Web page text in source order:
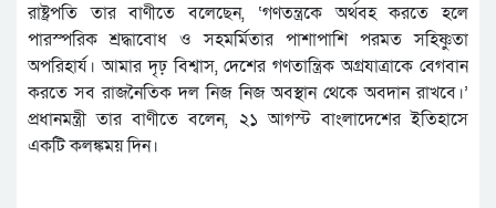
রাষ্ট্রপতি তার বাণীতে বলেছেন, ‘গণতন্ত্রকে অর্থবহ করতে হলে
পারস্পরিক শ্রদ্ধাবোধ ও সহমর্মিতার পাশাপাশি পরমত সহিষ্ণুতা
অপরিহার্য। আমার দৃঢ় বিশ্বাস, দেশের গণতান্ত্রিক অগ্রযাত্রাকে বেগবান
করতে সব রাজনৈতিক দল নিজ নিজ অবস্থান থেকে অবদান রাখবে।’
প্রধানমন্ত্রী তার বাণীতে বলেন, ২১ আগস্ট বাংলাদেশের ইতিহাসে
একটি কলঙ্কময় দিন।